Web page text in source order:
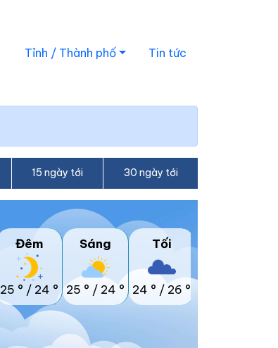
Tỉnh / Thành phố Tin tức
15 ngày tới 30 ngày tới
Đêm
25 ° / 24 °
Sáng
25 ° / 24 °
Tối
24 ° / 26 °